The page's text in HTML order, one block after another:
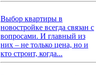
Выбор квартиры в
новостройке всегда связан с
вопросами. И главный из
них – не только цена, но и
кто строит, когда...